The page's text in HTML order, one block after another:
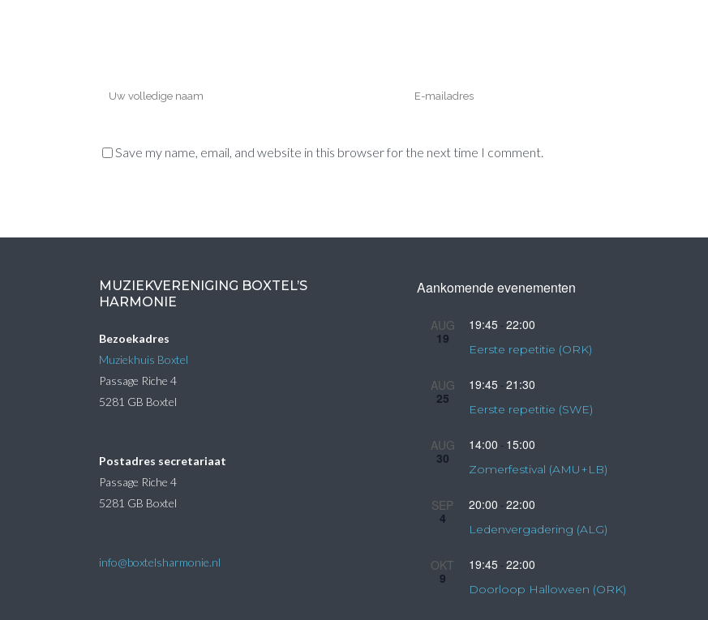
Save my name, email, and website in this browser for the next time I comment.
MUZIEKVERENIGING BOXTEL’S
HARMONIE
Bezoekadres
Muziekhuis Boxtel
Passage Riche 4
5281 GB Boxtel
Postadres secretariaat
Passage Riche 4
5281 GB Boxtel
info@boxtelsharmonie.nl
Aankomende evenementen
AUG
19
19:45- 22:00
Eerste repetitie (ORK)
AUG
25
19:45- 21:30
Eerste repetitie (SWE)
AUG
30
14:00 - 15:00
Zomerfestival (AMU+LB)
SEP
4
20:00 - 22:00
Ledenvergadering (ALG)
OKT
9
19:45- 22:00
Doorloop Halloween (ORK)